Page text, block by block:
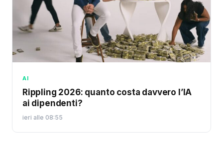
AI
Rippling 2026: quanto costa davvero l’IA
ai dipendenti?
ieri alle 08:55